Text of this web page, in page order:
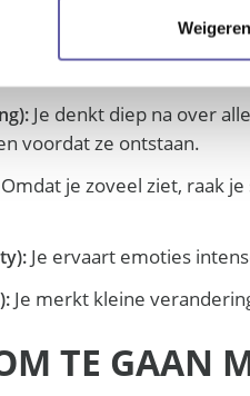
Weigeren
te begrijpen,
én krachten
Je denkt diep na over
voordat ze ontstaan.
Omdat je zoveel ziet, raak
Je ervaart emoties
Je merkt kleine
TE GAAN